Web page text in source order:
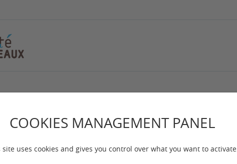
COOKIES MANAGEMENT PANEL
site uses cookies and gives you control over what you want to activate.